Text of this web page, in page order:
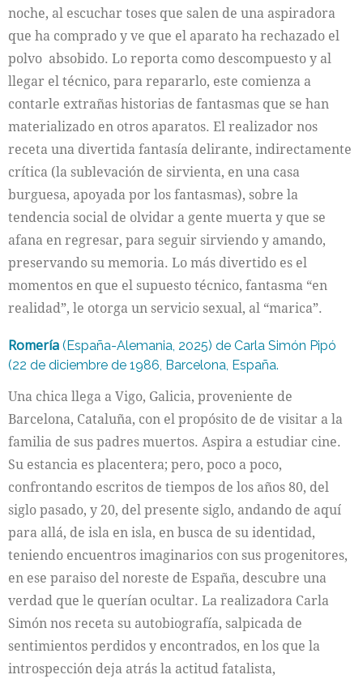
noche, al escuchar toses que salen de una aspiradora
que ha comprado y ve que el aparato ha rechazado el
polvo absobido. Lo reporta como descompuesto y al
llegar el técnico, para repararlo, este comienza a
contarle extrañas historias de fantasmas que se han
materializado en otros aparatos. El realizador nos
receta una divertida fantasía delirante, indirectamente
crítica (la sublevación de sirvienta, en una casa
burguesa, apoyada por los fantasmas), sobre la
tendencia social de olvidar a gente muerta y que se
afana en regresar, para seguir sirviendo y amando,
preservando su memoria. Lo más divertido es el
momentos en que el supuesto técnico, fantasma “en
realidad”, le otorga un servicio sexual, al “marica”.
Romería (España-Alemania, 2025) de Carla Simón Pipó
(22 de diciembre de 1986, Barcelona, España.
Una chica llega a Vigo, Galicia, proveniente de
Barcelona, Cataluña, con el propósito de de visitar a la
familia de sus padres muertos. Aspira a estudiar cine.
Su estancia es placentera; pero, poco a poco,
confrontando escritos de tiempos de los años 80, del
siglo pasado, y 20, del presente siglo, andando de aquí
para allá, de isla en isla, en busca de su identidad,
teniendo encuentros imaginarios con sus progenitores,
en ese paraiso del noreste de España, descubre una
verdad que le querían ocultar. La realizadora Carla
Simón nos receta su autobiografía, salpicada de
sentimientos perdidos y encontrados, en los que la
introspección deja atrás la actitud fatalista,